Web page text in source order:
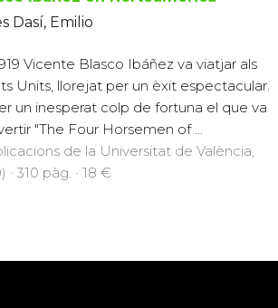
Dasí, Emilio
Vicente Blasco Ibáñez va viatjar als
Units, llorejat per un èxit espectacular.
un inesperat colp de fortuna el que va
"The Four Horsemen of ...
de la Universitat de València,
· 310 pàg. · 18 €